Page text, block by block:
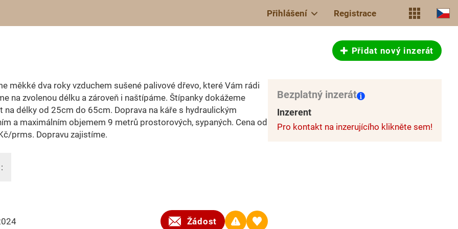
Přihlášení Registrace
Přidat nový inzerát
měkké dva roky vzduchem sušené palivové dřevo, které Vám rádi
na zvolenou délku a zároveň i naštípáme. Štípanky dokážeme
na délky od 25cm do 65cm. Doprava na káře s hydraulickým
a maximálním objemem 9 metrů prostorových, sypaných. Cena od
prms. Dopravu zajistíme.
Žádost
Bezplatný inzerát
Inzerent
Pro kontakt na inzerujícího klikněte sem!